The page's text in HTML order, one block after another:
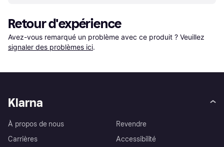
Retour d'expérience
Avez-vous remarqué un problème avec ce produit ? Veuillez
signaler des problèmes ici.
Klarna
À propos de nous
Carrières
Revendre
Accessibilité